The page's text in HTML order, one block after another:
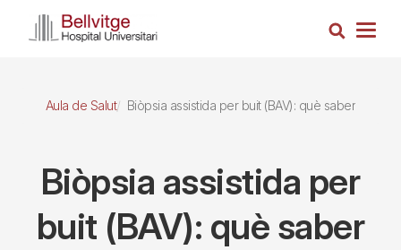
Cerca
Aula de Salut Biòpsia assistida per buit (BAV): què saber
Biòpsia assistida per
buit (BAV): què saber